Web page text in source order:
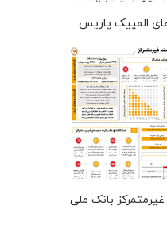
المپیک پاریس
بانک ملی